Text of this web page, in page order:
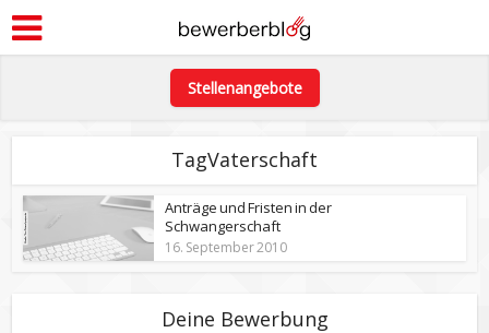
Stellenangebote
TagVaterschaft
Anträge und Fristen in der
Schwangerschaft
16. September 2010
Deine Bewerbung